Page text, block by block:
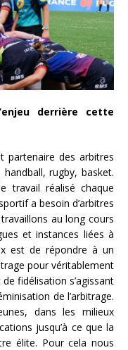
derrière cette
partenaire des arbitres
rugby, basket.
travail réalisé chaque
a besoin d’arbitres
au long cours
et instances liées à
est de répondre à un
pour véritablement
fidélisation s’agissant
de l’arbitrage.
dans les milieux
jusqu’à ce que la
élite. Pour cela nous